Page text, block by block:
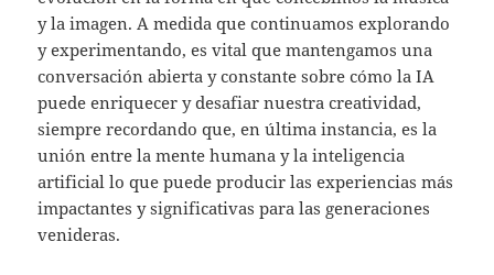
y la imagen. A medida que continuamos explorando
y experimentando, es vital que mantengamos una
conversación abierta y constante sobre cómo la IA
puede enriquecer y desafiar nuestra creatividad,
siempre recordando que, en última instancia, es la
unión entre la mente humana y la inteligencia
artificial lo que puede producir las experiencias más
impactantes y significativas para las generaciones
venideras.